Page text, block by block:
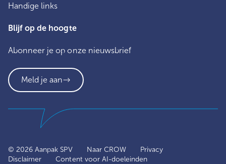
Handige links
Blijf op de hoogte
Abonneer je op onze nieuwsbrief
Meld je aan
© 2026 Aanpak SPV Naar CROW
Privacy
Disclaimer
Content voor AI-doeleinden